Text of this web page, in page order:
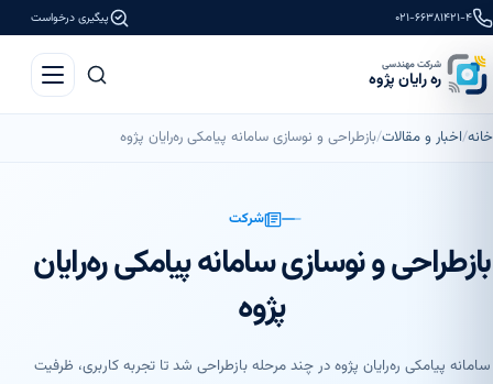
۰۲۱-۶۶۳۸۱۴۲۱-۴ پیگیری درخواست
شرکت مهندسی
ره رایان پژوه
خانه اخبار و مقالات بازطراحی و نوسازی سامانه پیامکی ره‌رایان پژوه
شرکت
بازطراحی و نوسازی سامانه پیامکی ره‌رایان
پژوه
سامانه پیامکی ره‌رایان پژوه در چند مرحله بازطراحی شد تا تجربه کاربری، ظرفیت